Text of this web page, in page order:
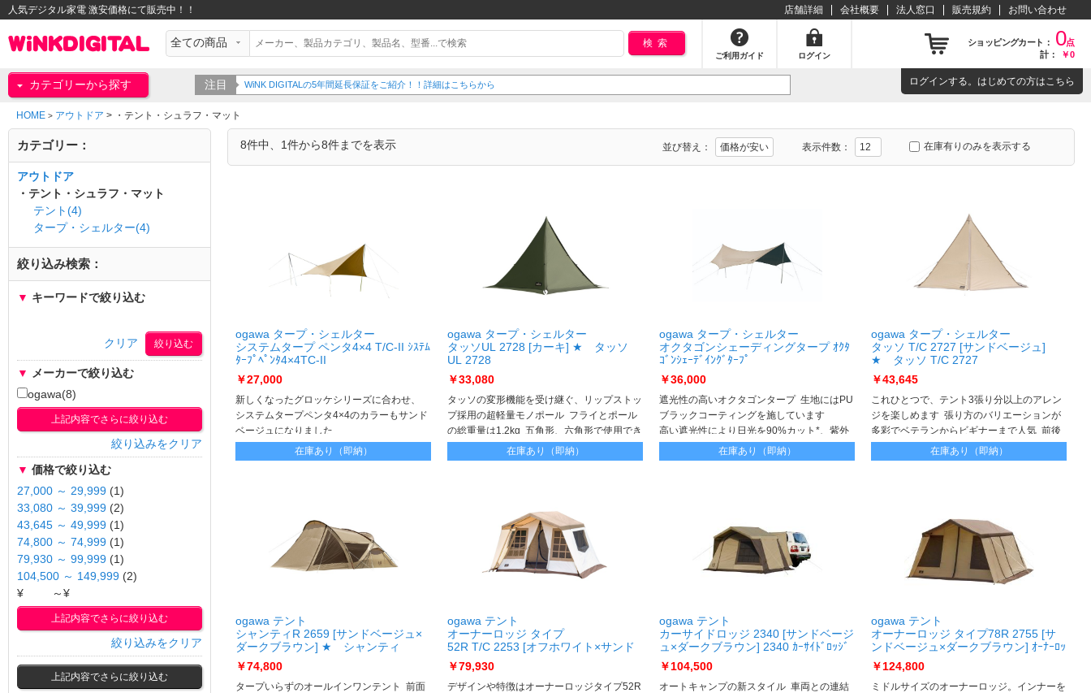
人気デジタル家電 激安価格にて販売中！！ 店舗詳細 会社概要 法人窓口 販売規約 お問い合わせ
検索
ご利用ガイド ログイン
ショッピングカート： 0点
計：
￥0
カテゴリーから探す 注目 WiNK DIGITALの5年間延長保証をご紹介！！詳細はこちらから ログインする。はじめての方はこちら
HOME > アウトドア > ・テント・シュラフ・マット
8件中、1件から8件までを表示 並び替え： 表示件数： 在庫有りのみを表示する
ogawa タープ・シェルター
システムタープ ペンタ4×4 T/C-II ｼｽﾃﾑ
ﾀｰﾌﾟﾍﾟﾝﾀ4×4TC-II
￥27,000
新しくなったグロッケシリーズに合わせ、
システムタープペンタ4×4のカラーもサンド
ベージュになりました
在庫あり（即納）
ogawa タープ・シェルター
タッソUL 2728 [カーキ] ★ タッソ
UL 2728
￥33,080
タッソの変形機能を受け継ぐ、リップストッ
プ採用の超軽量モノポール フライとポール
の総重量は1.2kg 五角形、六角形で使用でき
ます バックパッカーやソロキャンパーにお
すすめ
在庫あり（即納）
ogawa タープ・シェルター
オクタゴンシェーディングタープ ｵｸﾀ
ｺﾞﾝｼｪｰﾃﾞｲﾝｸﾞﾀｰﾌﾟ
￥36,000
遮光性の高いオクタゴンタープ 生地にはPU
ブラックコーティングを施しています
高い遮光性により日光を90%カット*、紫外
線を99%カット* 自社調べ
在庫あり（即納）
ogawa タープ・シェルター
タッソ T/C 2727 [サンドベージュ]
★ タッソ T/C 2727
￥43,645
これひとつで、テント3張り分以上のアレン
ジを楽しめます 張り方のバリエーションが
多彩でベテランからビギナーまで人気 前後
トリプルファスナーなどの機能はそのまま
に、快適さをプラス
在庫あり（即納）
ogawa テント
シャンティR 2659 [サンドベージュ×
ダークブラウン] ★ シャンティ
R 2659
￥74,800
タープいらずのオールインワンテント 前面
ogawa テント
オーナーロッジ タイプ
52R T/C 2253 [オフホワイト×サンド
ベージュ×ダークブラウン] ｵｰﾅｰﾛｯｼﾞ ﾀ
ｲﾌﾟ52R T/C 2253
￥79,930
デザインや特徴はオーナーロッジタイプ52R
ogawa テント
カーサイドロッジ 2340 [サンドベージ
ュ×ダークブラウン] 2340 ｶｰｻｲﾄﾞﾛｯｼﾞ
￥104,500
オートキャンプの新スタイル 車両との連結
ogawa テント
オーナーロッジ タイプ78R 2755 [サ
ンドベージュ×ダークブラウン] ｵｰﾅｰﾛｯ
ｼﾞ ﾀｲﾌﾟ78R 2755
￥124,800
ミドルサイズのオーナーロッジ。インナーを
カテゴリー：
アウトドア
・テント・シュラフ・マット
テント(4)
タープ・シェルター(4)
絞り込み検索：
▼ キーワードで絞り込む
クリア
▼ メーカーで絞り込む
ogawa(8)
上記内容でさらに絞り込む
絞り込みをクリア
▼ 価格で絞り込む
27,000 ～ 29,999 (1)
33,080 ～ 39,999 (2)
43,645 ～ 49,999 (1)
74,800 ～ 74,999 (1)
79,930 ～ 99,999 (1)
104,500 ～ 149,999 (2)
¥
～¥
上記内容でさらに絞り込む
絞り込みをクリア
上記内容でさらに絞り込む